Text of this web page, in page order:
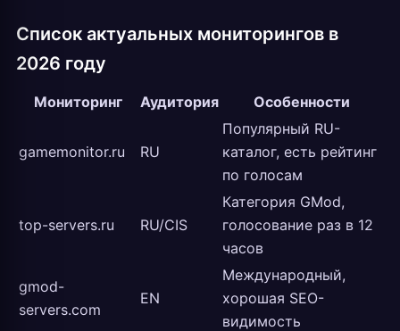
Список актуальных мониторингов в
2026 году
Мониторинг Аудитория Особенности
gamemonitor.ru RU
Популярный RU-
каталог, есть рейтинг
по голосам
top-servers.ru RU/CIS
Категория GMod,
голосование раз в 12
часов
gmod-
servers.com
EN
Международный,
хорошая SEO-
видимость